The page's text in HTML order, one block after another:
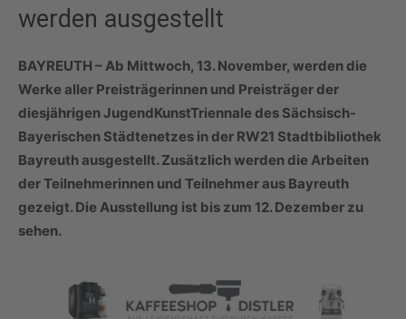
werden ausgestellt
BAYREUTH – Ab Mittwoch, 13. November, werden die
Werke aller Preisträgerinnen und Preisträger der
diesjährigen JugendKunstTriennale des Sächsisch-
Bayerischen Städtenetzes in der RW21 Stadtbibliothek
Bayreuth ausgestellt. Zusätzlich werden die Arbeiten
der Teilnehmerinnen und Teilnehmer aus Bayreuth
gezeigt. Die Ausstellung ist bis zum 12. Dezember zu
sehen.